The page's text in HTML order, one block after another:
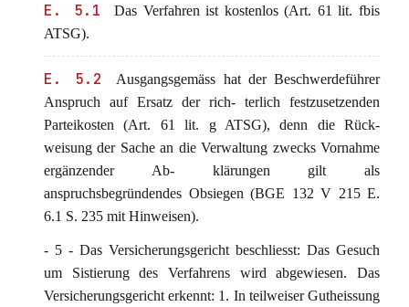
E. 5.1
Das Verfahren ist kostenlos (Art. 61 lit. fbis
ATSG).
E. 5.2
Ausgangsgemäss hat der Beschwerdeführer
Anspruch auf Ersatz der rich- terlich festzusetzenden
Parteikosten (Art. 61 lit. g ATSG), denn die Rück-
weisung der Sache an die Verwaltung zwecks Vornahme
ergänzender Ab- klärungen gilt als
anspruchsbegründendes Obsiegen (BGE 132 V 215 E.
6.1 S. 235 mit Hinweisen).
- 5 - Das Versicherungsgericht beschliesst: Das Gesuch
um Sistierung des Verfahrens wird abgewiesen. Das
Versicherungsgericht erkennt: 1. In teilweiser Gutheissung